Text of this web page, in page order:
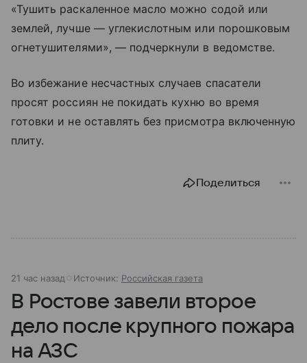
«Тушить раскаленное масло можно содой или
землей, лучше — углекислотным или порошковым
огнетушителями», — подчеркнули в ведомстве.
Во избежание несчастных случаев спасатели
просят россиян не покидать кухню во время
готовки и не оставлять без присмотра включенную
плиту.
Поделиться
21 час назад Источник: Российская газета
В Ростове завели второе
дело после крупного пожара
на АЗС